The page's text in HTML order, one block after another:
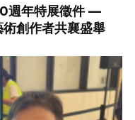
週年特展徵件 —
創作者共襄盛舉